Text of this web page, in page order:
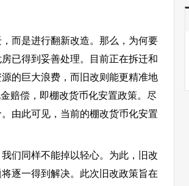
而是进行翻新改造。那么，为何要
已得到妥善处理。目前正在拆迁和
的巨大浪费，而旧改则能更精准地
赔偿，即棚改货币化安置政策。尽
由此可见，当前的棚改货币化安置
们同样不能掉以轻心。为此，旧改
逐一得到解决。此次旧改政策旨在